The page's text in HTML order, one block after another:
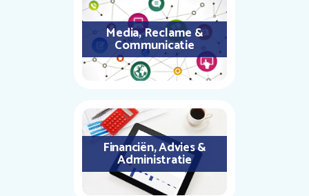
Media, Reclame &
Communicatie
Financiën, Advies &
Administratie